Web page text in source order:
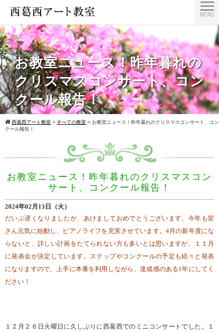
お教室ニュース！昨年暮れの
クリスマスコンサート、コン
クール報告！
西葛西アート教室 > すべての教室 > お教室ニュース！昨年暮れのクリスマスコンサート、コン
クール報告！
お教室ニュース！昨年暮れのクリスマスコン
サート、コンクール報告！
2024年02月13日（火）
だいぶ遅くなりましたが、あけましておめでとうございます。今年も皆
さん元気に始動し、ピアノライフを充実させています。4月の新年度にな
らないと、詳しい計画をたてられない方も多いとは思いますが、１１月
に発表会が決定しています。ステップやコンクールの予定も続々と発表
になりますので、上手に本番を利用しながら、達成感のある1年にしてく
ださい！
１２月２６日火曜日に久しぶりに西葛西でのミニコンサートでした。１